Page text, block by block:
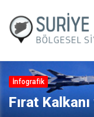
İnfografik
Fırat